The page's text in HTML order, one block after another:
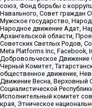
союз, Фонд борьбы с
Навального, Совет граждан
Мужское государство,
Народное движение Адат,
Архангельской области,
Советских Светлых Родов,
Meta Platforms Inc, Facebook,
Добровольческое Движение
Черный Комитет,
общественное движение,
Движение Весна, Верховный
Социалистической
Исполнительный комитет
края, Этническое